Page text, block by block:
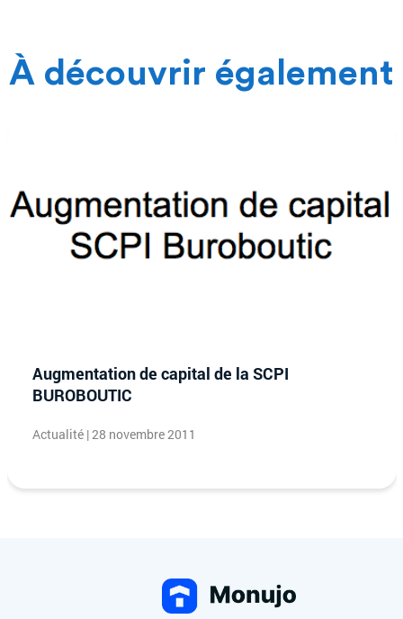
À découvrir également
Augmentation de capital de la SCPI
BUROBOUTIC
Actualité | 28 novembre 2011